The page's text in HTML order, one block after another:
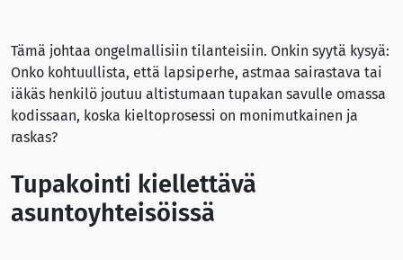
Tämä johtaa ongelmallisiin tilanteisiin. Onkin syytä kysyä:
Onko kohtuullista, että lapsiperhe, astmaa sairastava tai
iäkäs henkilö joutuu altistumaan tupakan savulle omassa
kodissaan, koska kieltoprosessi on monimutkainen ja
raskas?
Tupakointi kiellettävä
asuntoyhteisöissä